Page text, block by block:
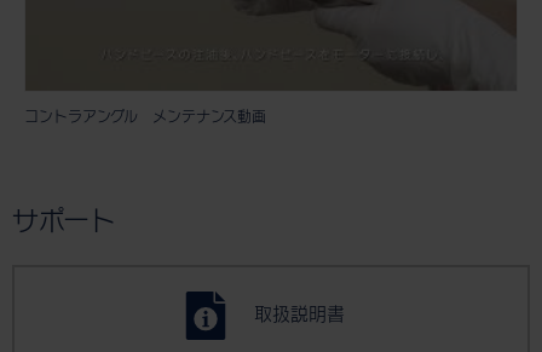
コントラアングル メンテナンス動画
サポート
取扱説明書